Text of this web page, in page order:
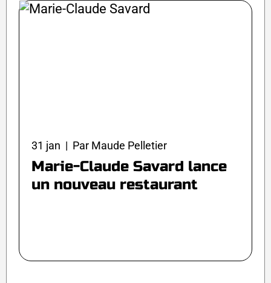
31 jan | Par Maude Pelletier
Marie-Claude Savard lance
un nouveau restaurant